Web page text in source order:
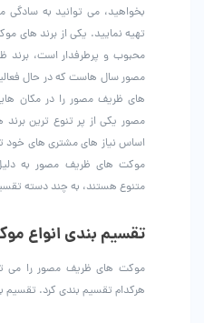
بخواهید، می توانید به
تهیه نمایید. یکی از برند های
محبوب و پرطرفدار است،
مصور سال هاست که در حال
های ظریف مصور را در مکان
مصور یکی از پر تنوع ترین
اساس نیاز های مشتری های خود
موکت های ظریف مصور به
متنوع هستند، به چند دسته
تقسیم بندی انواع
موکت های ظریف مصور را می
هرکدام تقسیم بندی کرد. تقسیم